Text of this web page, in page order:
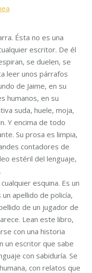
Ésta no es una
escritor. De él
se duelen, se
leer unos párrafos
de Jaime, en su
humanos, en su
suda, huele, moja,
Y encima de todo
Su prosa es limpia,
contadores de
estéril del lenguaje,
esquina. Es un
apellido de policía,
de un jugador de
Lean este libro,
con una historia
un escritor que sabe
con sabiduría. Se
con relatos que